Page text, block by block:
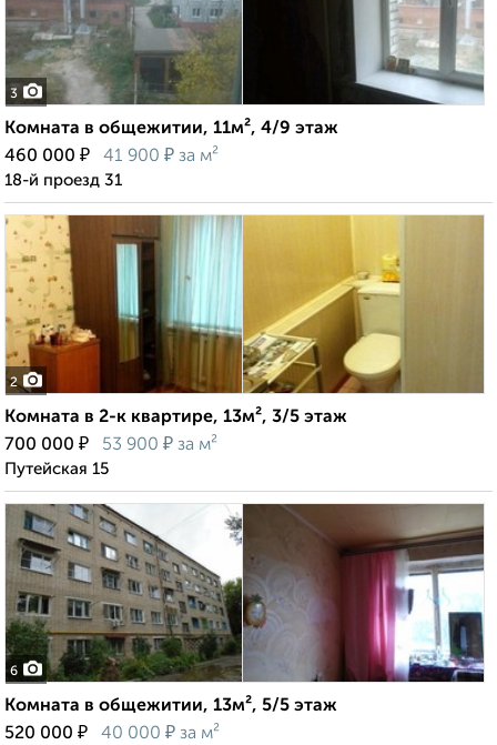
3
Комната в общежитии, 11м², 4/9 этаж
460 000 ₽ 41 900 ₽ за м²
18-й проезд 31
2
Комната в 2-к квартире, 13м², 3/5 этаж
700 000 ₽ 53 900 ₽ за м²
Путейская 15
6
Комната в общежитии, 13м², 5/5 этаж
520 000 ₽ 40 000 ₽ за м²